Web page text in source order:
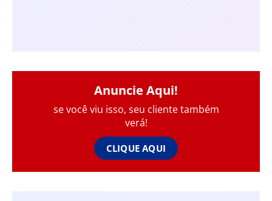
Anuncie Aqui!
se você viu isso, seu cliente também
verá!
CLIQUE AQUI